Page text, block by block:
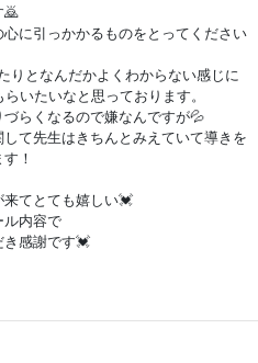
🙇
に引っかかるものをとってください
りとなんだかよくわからない感じに
いたいなと思っております。
らくなるので嫌なんですが💦
て先生はきちんとみえていて導きを
！
てとても嬉しい💓
内容で
感謝です💓